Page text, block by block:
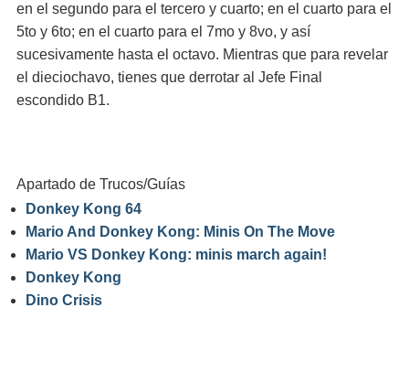
en el segundo para el tercero y cuarto; en el cuarto para el
5to y 6to; en el cuarto para el 7mo y 8vo, y así
sucesivamente hasta el octavo. Mientras que para revelar
el dieciochavo, tienes que derrotar al Jefe Final
escondido B1.
Apartado de Trucos/Guías
Donkey Kong 64
Mario And Donkey Kong: Minis On The Move
Mario VS Donkey Kong: minis march again!
Donkey Kong
Dino Crisis